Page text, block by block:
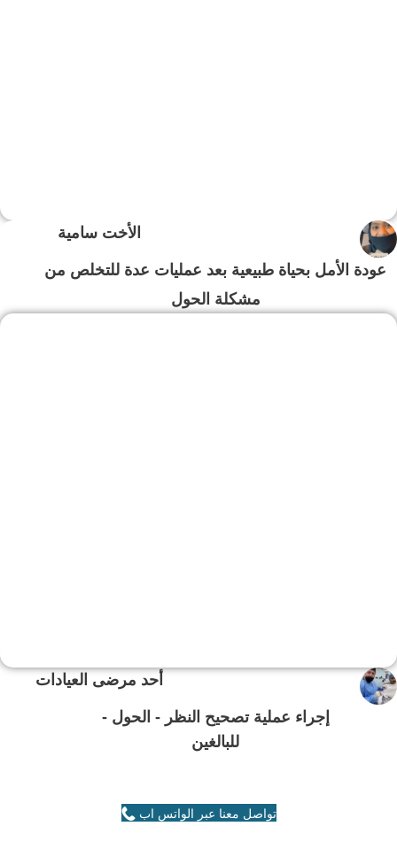
الأخت سامية
عودة الأمل بحياة طبيعية بعد عمليات عدة للتخلص من
مشكلة الحول
أحد مرضى العيادات
إجراء عملية تصحيح النظر - الحول -
للبالغين
تواصل معنا عبر الواتس اب